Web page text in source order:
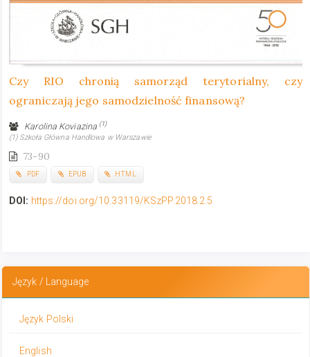
Czy RIO chronią samorząd terytorialny, czy
ograniczają jego samodzielność finansową?
Karolina Koviazina (1)
(1) Szkoła Główna Handlowa w Warszawie
73-90
PDF EPUB HTML
DOI: https://doi.org/10.33119/KSzPP.2018.2.5
Język / Language
Język Polski
English